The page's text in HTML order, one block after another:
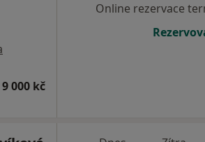
000 kč
Online rezervace